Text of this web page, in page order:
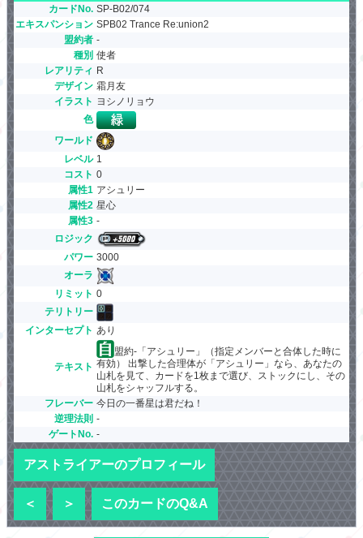
カードNo. SP-B02/074
エキスパンション SPB02 Trance Re:union2
盟約者 -
種別 使者
レアリティ R
デザイン 霜月友
イラスト ヨシノリョウ
色
ワールド
レベル 1
コスト 0
属性1 アシュリー
属性2 星心
属性3 -
ロジック
パワー 3000
オーラ
リミット 0
テリトリー
インターセプト あり
テキスト
盟約-「アシュリー」（指定メンバーと合体した時に
有効） 出撃した合理体が「アシュリー」なら、あなたの
山札を見て、カードを1枚まで選び、ストックにし、その
山札をシャッフルする。
フレーバー 今日の一番星は君だね！
逆理法則 -
ゲートNo. -
アストライアーのプロフィール
＜ ＞ このカードのQ&A